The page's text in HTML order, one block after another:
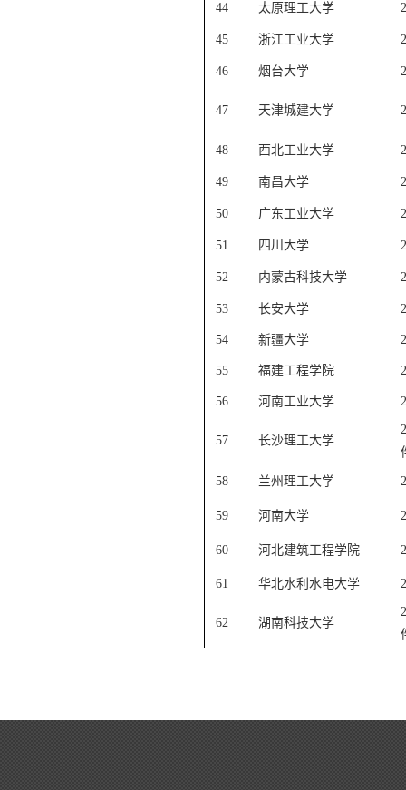
44 太原理工大学
45 浙江工业大学
46 烟台大学
47 天津城建大学
48 西北工业大学
49 南昌大学
50 广东工业大学
51 四川大学
52 内蒙古科技大学
53 长安大学
54 新疆大学
55 福建工程学院
56 河南工业大学
57 长沙理工大学
58 兰州理工大学
59 河南大学
60 河北建筑工程学院
61 华北水利水电大学
62 湖南科技大学